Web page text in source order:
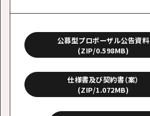
公募型プロポーザル公告資料
(ZIP/0.598MB)
仕様書及び契約書（案）
(ZIP/1.072MB)